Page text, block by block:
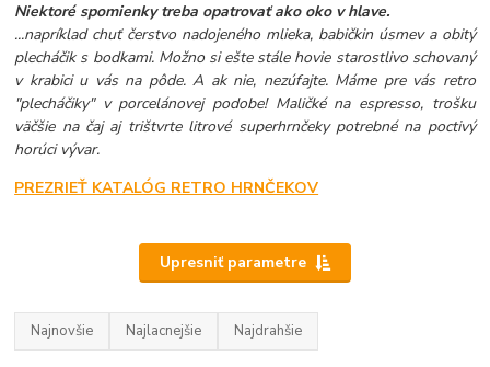
Niektoré spomienky treba opatrovať ako oko v hlave.
...napríklad chuť čerstvo nadojeného mlieka, babičkin úsmev a obitý
plecháčik s bodkami. Možno si ešte stále hovie starostlivo schovaný
v krabici u vás na pôde. A ak nie, nezúfajte. Máme pre vás retro
"plecháčiky" v porcelánovej podobe! Maličké na espresso, trošku
väčšie na čaj aj trištvrte litrové superhrnčeky potrebné na poctivý
horúci vývar.
PREZRIEŤ KATALÓG RETRO HRNČEKOV
Upresniť parametre
Najnovšie Najlacnejšie Najdrahšie